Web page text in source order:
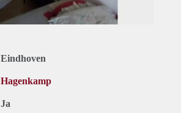
Eindhoven
Hagenkamp
Ja